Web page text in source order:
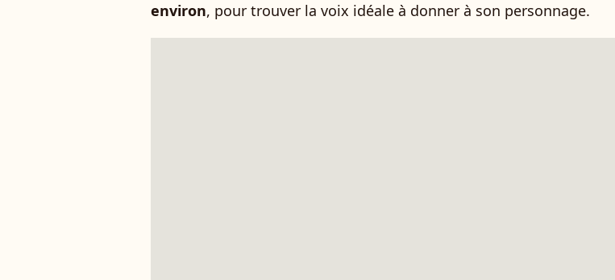
environ, pour trouver la voix idéale à donner à son personnage.